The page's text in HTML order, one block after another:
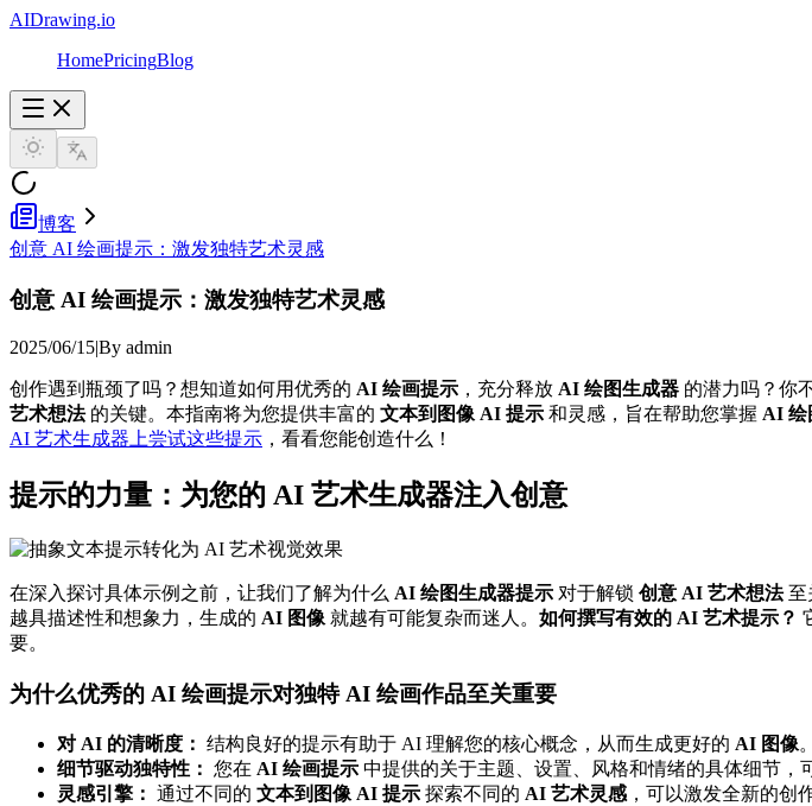
AIDrawing.io
HomePricingBlog
博客
创意 AI 绘画提示：激发独特艺术灵感
创意 AI 绘画提示：激发独特艺术灵感
2025/06/15|By admin
创作遇到瓶颈了吗？想知道如何用优秀的 AI 绘画提示 ，充分释放 AI 绘图生成器 的潜力吗？你
艺术想法的关键。本指南将为您提供丰富的 文本到图像 AI 提示 和灵感，旨在帮助您掌握 AI 绘
AI 艺术生成器上尝试这些提示 ，看看您能创造什么！
提示的力量：为您的 AI 艺术生成器注入创意
在深入探讨具体示例之前，让我们了解为什么 AI 绘图生成器提示 对于解锁 创意 AI 艺术想法至
越具描述性和想象力，生成的 AI 图像 就越有可能复杂而迷人。 如何撰写有效的 AI 艺术提示？
要。
为什么优秀的 AI 绘画提示对独特 AI 绘画作品至关重要
对 AI 的清晰度： 结构良好的提示有助于 AI 理解您的核心概念，从而生成更好的 AI 图像。
细节驱动独特性： 您在 AI 绘画提示 中提供的关于主题、设置、风格和情绪的具体细节，
灵感引擎： 通过不同的 文本到图像 AI 提示 探索不同的 AI 艺术灵感 ，可以激发全新的创